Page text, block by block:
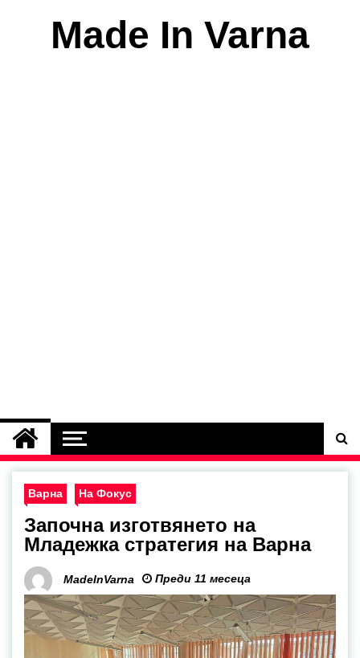
Made In Varna
Варна На Фокус
Започна изготвянето на
Младежка стратегия на Варна
MadeInVarna Преди 11 месеца